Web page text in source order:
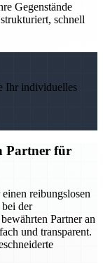
Gegenstände
schnell
Ihr individuelles
Partner für
reibungslosen
der
Partner an
und transparent.